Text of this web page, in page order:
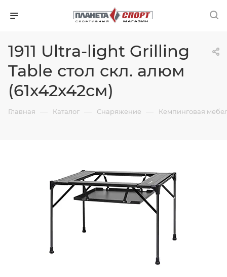
1911 Ultra-light Grilling
Table стол скл. алюм
(61х42х42см)
Главная — Каталог — Снаряжение — Кемпинговая